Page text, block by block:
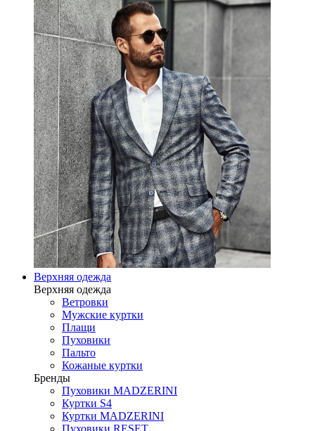
Верхняя одежда
Верхняя одежда
Ветровки
Мужские куртки
Плащи
Пуховики
Пальто
Кожаные куртки
Бренды
Пуховики MADZERINI
Куртки S4
Куртки MADZERINI